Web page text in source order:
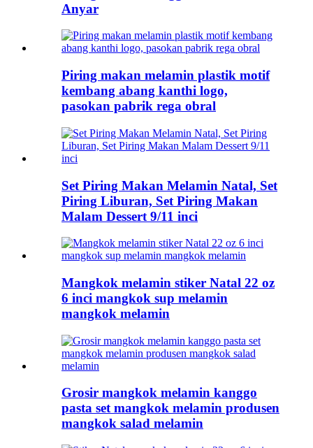
Anyar
Piring makan melamin plastik motif
kembang abang kanthi logo,
pasokan pabrik rega obral
Set Piring Makan Melamin Natal, Set
Piring Liburan, Set Piring Makan
Malam Dessert 9/11 inci
Mangkok melamin stiker Natal 22 oz
6 inci mangkok sup melamin
mangkok melamin
Grosir mangkok melamin kanggo
pasta set mangkok melamin produsen
mangkok salad melamin